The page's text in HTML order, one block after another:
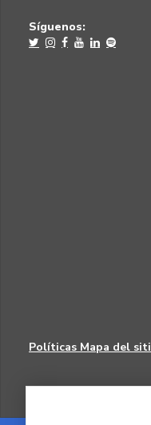
Síguenos:
Políticas Mapa del